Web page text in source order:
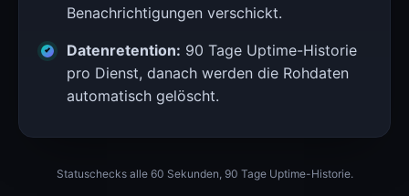
Benachrichtigungen verschickt.
Datenretention: 90 Tage Uptime-Historie
pro Dienst, danach werden die Rohdaten
automatisch gelöscht.
Statuschecks alle 60 Sekunden, 90 Tage Uptime-Historie.